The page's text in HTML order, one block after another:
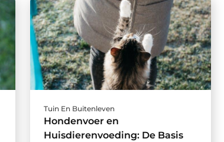
Tuin En Buitenleven
Hondenvoer en
Huisdierenvoeding: De Basis